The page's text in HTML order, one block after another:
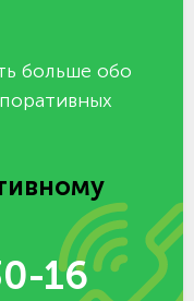
больше обо
16